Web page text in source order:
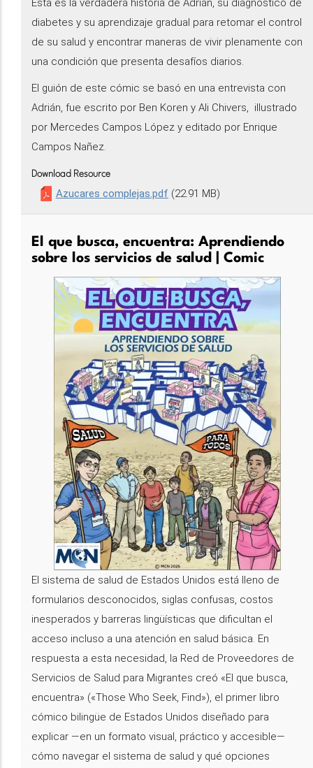
Esta es la verdadera historia de Adrián, su diagnóstico de
diabetes y su aprendizaje gradual para retomar el control
de su salud y encontrar maneras de vivir plenamente con
una condición que presenta desafíos diarios.
El guión de este cómic se basó en una entrevista con
Adrián, fue escrito por Ben Koren y Ali Chivers, illustrado
por Mercedes Campos López y editado por Enrique
Campos Nañez.
Download Resource
Azucares complejas.pdf (22.91 MB)
El que busca, encuentra: Aprendiendo
sobre los servicios de salud | Comic
El sistema de salud de Estados Unidos está lleno de
formularios desconocidos, siglas confusas, costos
inesperados y barreras lingüísticas que dificultan el
acceso incluso a una atención en salud básica. En
respuesta a esta necesidad, la Red de Proveedores de
Servicios de Salud para Migrantes creó «El que busca,
encuentra» («Those Who Seek, Find»), el primer libro
cómico bilingüe de Estados Unidos diseñado para
explicar —en un formato visual, práctico y accesible—
cómo navegar el sistema de salud y qué opciones